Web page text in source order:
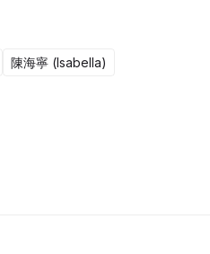
陳海寧 (Isabella)